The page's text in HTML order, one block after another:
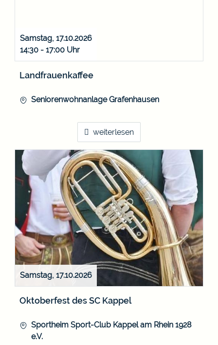
Samstag, 17.10.2026
14:30 - 17:00
Landfrauenkaffee
Seniorenwohnanlage Grafenhausen
weiterlesen
Samstag, 17.10.2026
Oktoberfest des SC Kappel
Sportheim Sport-Club Kappel am Rhein 1928
e.V.